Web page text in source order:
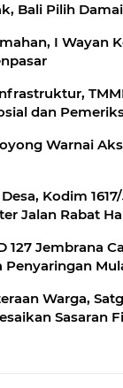
Bali Pilih
I Wayan
dan
Warnai
Kodim
Jalan Rabat
127 Jembrana
Penyaringan
Warga,
Sasaran